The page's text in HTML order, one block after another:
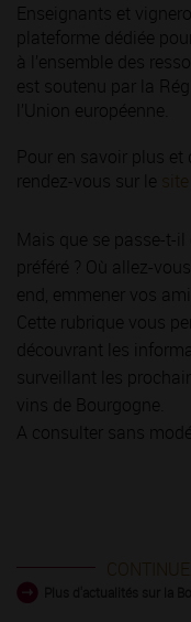
Mais que se passe-t-
préféré ? Où allez-
end, emmener vos
Cette rubrique vous
découvrant les
surveillant les
vins de Bourgogne.
A consulter sans
Enseignants et
plateforme dédiée
à l’ensemble des
est soutenu par la
l’Union européenne.
Pour en savoir plus
rendez-vous sur le